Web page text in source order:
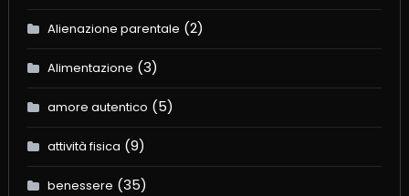
Alienazione parentale (2)
Alimentazione (3)
amore autentico (5)
attività fisica (9)
benessere (35)